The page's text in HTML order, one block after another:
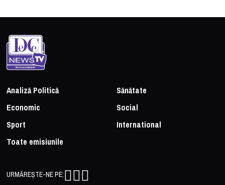
Analiză Politică
Sănătate
Economic
Social
Sport
International
Toate emisiunile
URMĂREȘTE-NE PE: